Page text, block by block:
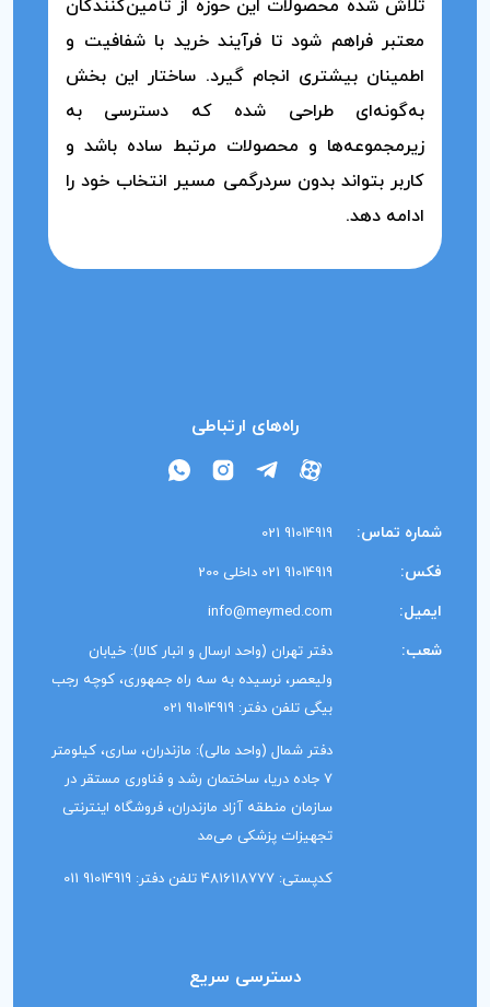
تلاش شده محصولات این حوزه از تأمین‌کنندگان
معتبر فراهم شود تا فرآیند خرید با شفافیت و
اطمینان بیشتری انجام گیرد. ساختار این بخش
به‌گونه‌ای طراحی شده که دسترسی به
زیرمجموعه‌ها و محصولات مرتبط ساده باشد و
کاربر بتواند بدون سردرگمی مسیر انتخاب خود را
ادامه دهد.
راه‌های ارتباطی
شماره تماس: 91014919 021
فکس: 91014919 021 داخلی 200
ایمیل: info@meymed.com
شعب:
دفتر تهران (واحد ارسال و انبار کالا): خیابان
ولیعصر، نرسیده به سه راه جمهوری، کوچه رجب
بیگی تلفن دفتر: 91014919 021
دفتر شمال (واحد مالی): مازندران، ساری، کیلومتر
7 جاده دریا، ساختمان رشد و فناوری مستقر در
سازمان منطقه آزاد مازندران، فروشگاه اینترنتی
تجهیزات پزشکی می‌مد
کدپستی: 4816118777 تلفن دفتر: 91014919 011
دسترسی سریع